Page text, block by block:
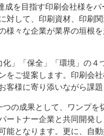
を目指す印刷会社様を
対して、印刷資材、印刷
様々な企業が業界の垣根
」「保全」「環境」の
をご提案します。印刷会
様に寄り添いながら課題
つの成果として、ワンプ
トナー企業と共同開発
能となります。更に、自